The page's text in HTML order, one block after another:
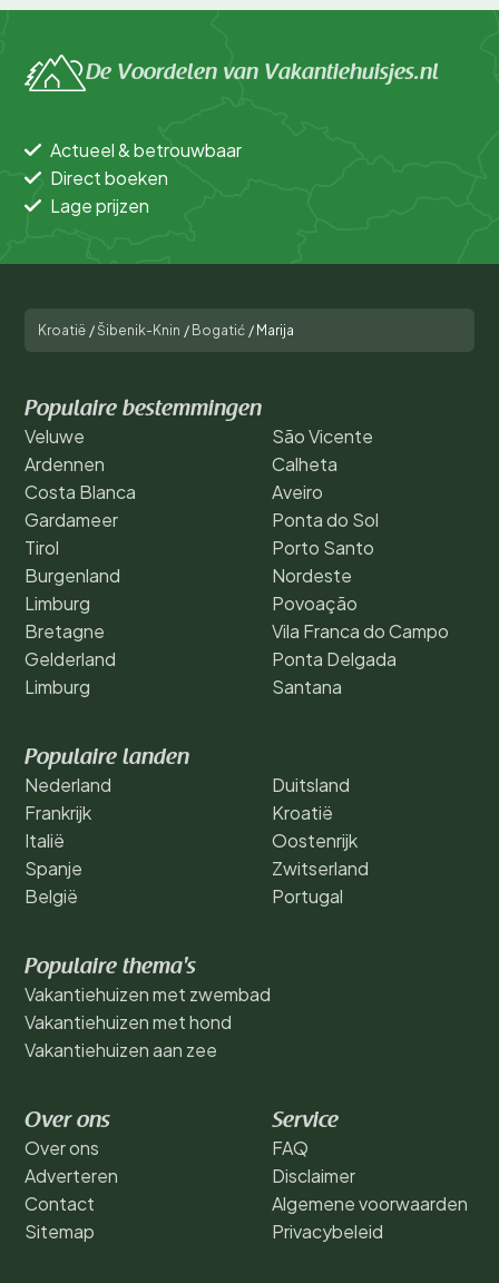
De Voordelen van Vakantiehuisjes.nl
Actueel & betrouwbaar
Direct boeken
Lage prijzen
Kroatië / Šibenik-Knin / Bogatić / Marija
Populaire bestemmingen
Veluwe
Ardennen
Costa Blanca
Gardameer
Tirol
Burgenland
Limburg
Bretagne
Gelderland
Limburg
São Vicente
Calheta
Aveiro
Ponta do Sol
Porto Santo
Nordeste
Povoação
Vila Franca do Campo
Ponta Delgada
Santana
Populaire landen
Nederland
Frankrijk
Italië
Spanje
België
Duitsland
Kroatië
Oostenrijk
Zwitserland
Portugal
Populaire thema's
Vakantiehuizen met zwembad
Vakantiehuizen met hond
Vakantiehuizen aan zee
Over ons
Over ons
Adverteren
Contact
Sitemap
Service
FAQ
Disclaimer
Algemene voorwaarden
Privacybeleid